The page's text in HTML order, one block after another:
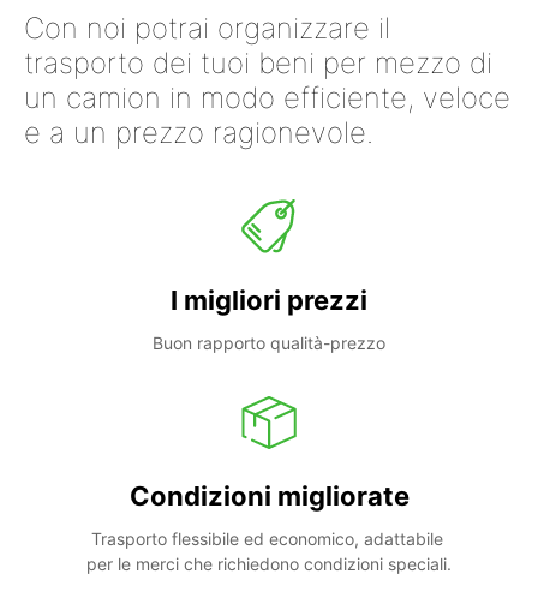
Con noi potrai organizzare il
trasporto dei tuoi beni per mezzo di
un camion in modo efficiente, veloce
e a un prezzo ragionevole.
I migliori prezzi
Buon rapporto qualità-prezzo
Condizioni migliorate
Trasporto flessibile ed economico, adattabile
per le merci che richiedono condizioni speciali.